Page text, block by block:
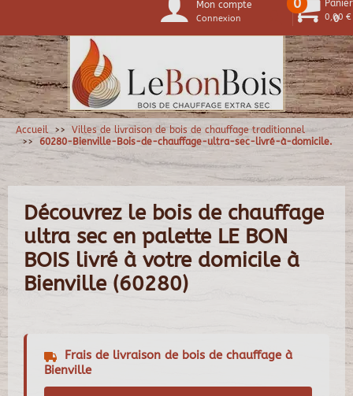
0
Mon compte
Connexion
0 Panier
0,00 €
Accueil
Villes de livraison de bois de chauffage traditionnel
60280-Bienville-Bois-de-chauffage-ultra-sec-livré-à-domicile.
Découvrez le bois de chauffage
ultra sec en palette LE BON
BOIS livré à votre domicile à
Bienville (60280)
Frais de livraison de bois de chauffage à
Bienville